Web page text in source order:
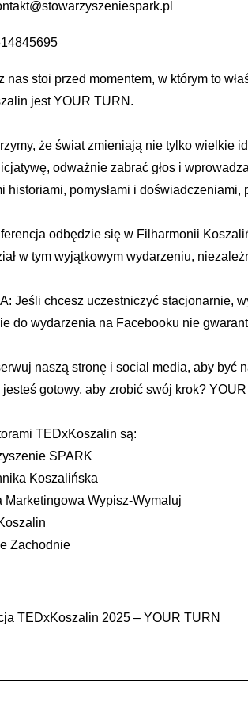
nas stoi przed momentem, w którym to
jest YOUR TURN.
że świat zmieniają nie tylko wielkie
odważnie zabrać głos i
historiami, pomysłami i
odbędzie się w Filharmonii
w tym wyjątkowym wydarzeniu,
Jeśli chcesz uczestniczyć stacjonarnie,
do wydarzenia na Facebooku nie
naszą stronę i social media, aby być
gotowy, aby zrobić swój krok?
TEDxKoszalin są:
SPARK
Koszalińska
Marketingowa Wypisz-Wymaluj
Zachodnie
TEDxKoszalin 2025 – YOUR TURN